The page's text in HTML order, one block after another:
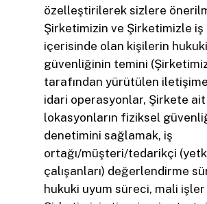
özelleştirilerek sizlere
Şirketimizin ve Şirketimizle iş
içerisinde olan kişilerin
güvenliğinin temini
tarafından yürütülen
idari operasyonlar, Şirkete ait
lokasyonların fiziksel
denetimini sağlamak, iş
ortağı/müşteri/tedarikçi
çalışanları) değerlendirme
hukuki uyum süreci, mali işler